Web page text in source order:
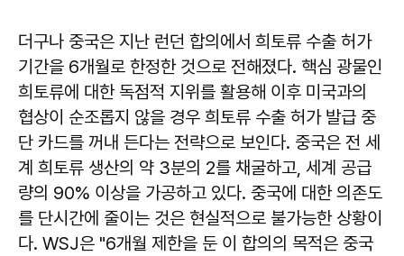
더구나 중국은 지난 런던 합의에서 희토류 수출 허가
기간을 6개월로 한정한 것으로 전해졌다. 핵심 광물인
희토류에 대한 독점적 지위를 활용해 이후 미국과의
협상이 순조롭지 않을 경우 희토류 수출 허가 발급 중
단 카드를 꺼내 든다는 전략으로 보인다. 중국은 전 세
계 희토류 생산의 약 3분의 2를 채굴하고, 세계 공급
량의 90% 이상을 가공하고 있다. 중국에 대한 의존도
를 단시간에 줄이는 것은 현실적으로 불가능한 상황이
다. WSJ은 "6개월 제한을 둔 이 합의의 목적은 중국